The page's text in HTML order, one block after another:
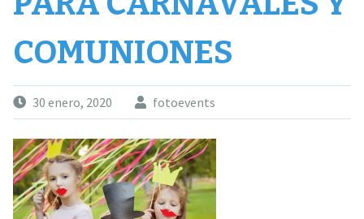
COMUNIONES
30 enero, 2020 fotoevents